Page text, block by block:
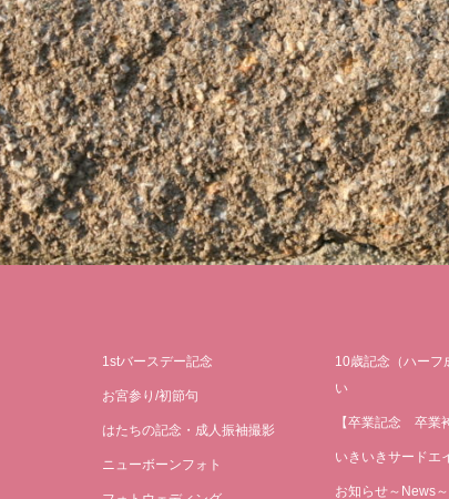
1stバースデー記念
お宮参り/初節句
はたちの記念・成人振袖撮影
ニューボーンフォト
10歳記念（ハーフ
い
【卒業記念 卒業
いきいきサードエ
お知らせ～News～